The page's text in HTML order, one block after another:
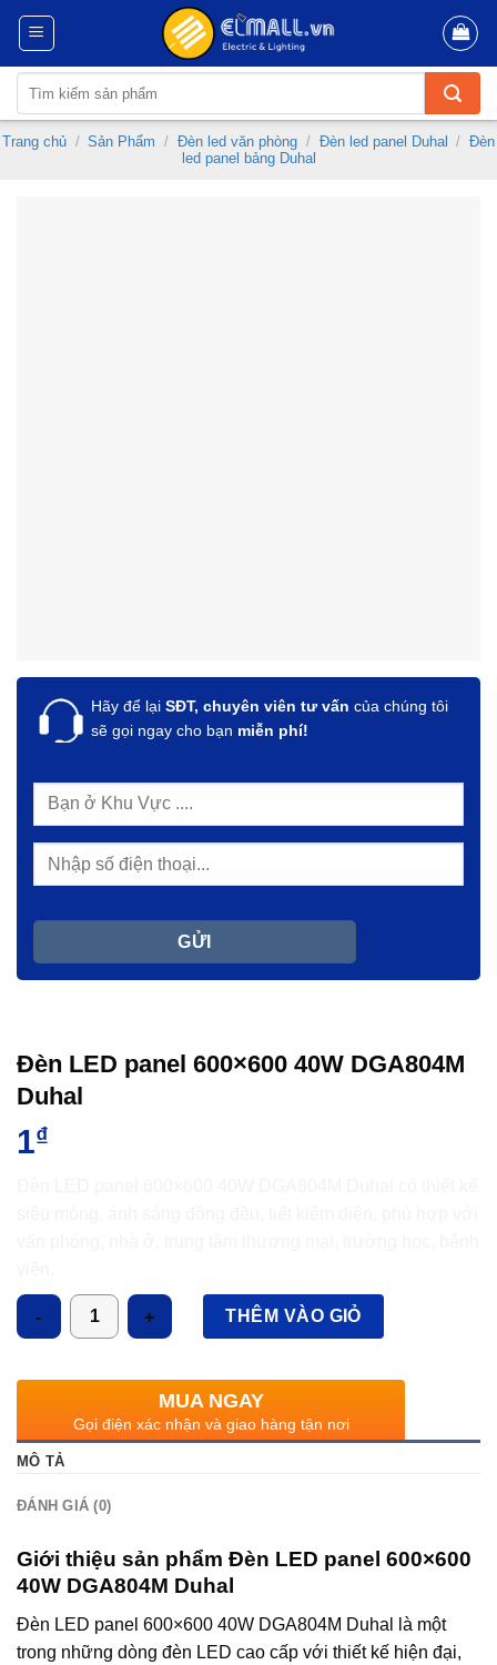
Skip
content
kiếm:
Trang chủ / Sản Phẩm / Đèn led văn phòng / Đèn led panel Duhal / Đèn
led panel bảng Duhal
Hãy để lại SĐT, chuyên viên tư vấn của chúng tôi
sẽ gọi ngay cho bạn miễn phí!
Đèn LED panel 600×600 40W DGA804M
Duhal
1₫
Số lượng
THÊM VÀO GIỎ
MUA NGAY
Gọi điện xác nhận và giao hàng tận nơi
MÔ TẢ
ĐÁNH GIÁ (0)
Giới thiệu sản phẩm Đèn LED panel 600×600
40W DGA804M Duhal
Đèn LED panel 600×600 40W DGA804M Duhal là một
trong những dòng đèn LED cao cấp với thiết kế hiện đại,